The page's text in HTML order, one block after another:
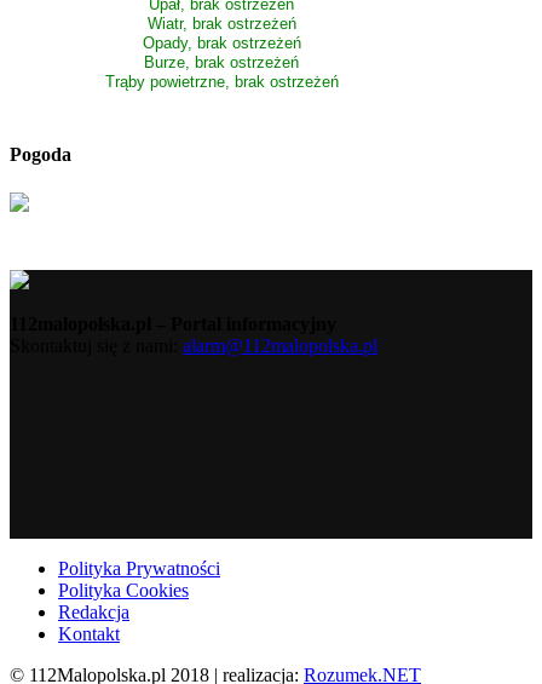
Upał, brak ostrzeżeń
Wiatr, brak ostrzeżeń
Opady, brak ostrzeżeń
Burze, brak ostrzeżeń
Trąby powietrzne, brak ostrzeżeń
Pogoda
alarm@112malopolska.pl
Polityka Prywatności
Polityka Cookies
Redakcja
Kontakt
© 112Malopolska.pl 2018 | realizacja: Rozumek.NET